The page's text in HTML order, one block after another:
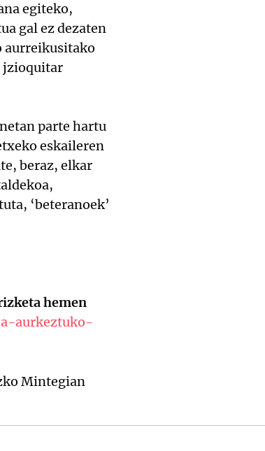
egiteko,
gal ez dezaten
aurreikusitako
jzioquitar
parte hartu
eskaileren
beraz, elkar
‘beteranoek’
hemen
aurkeztuko-